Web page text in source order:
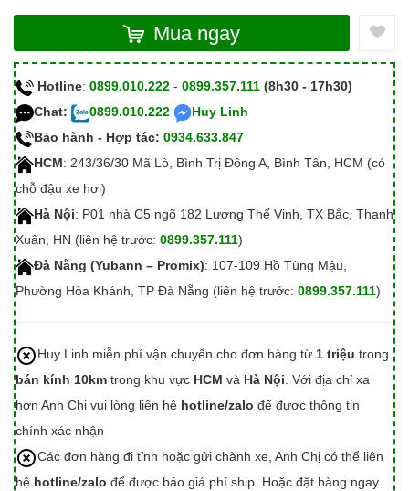
Mua ngay
Hotline: 0899.010.222 - 0899.357.111 (8h30 - 17h30)
Chat:
0899.010.222
Huy Linh
Bảo hành - Hợp tác: 0934.633.847
HCM: 243/36/30 Mã Lò, Bình Trị Đông A, Bình Tân, HCM (có
chỗ đậu xe hơi)
Hà Nội: P01 nhà C5 ngõ 182 Lương Thế Vinh, TX Bắc, Thanh
Xuân, HN (liên hệ trước: 0899.357.111)
Đà Nẵng (Yubann – Promix): 107-109 Hồ Tùng Mậu,
Phường Hòa Khánh, TP Đà Nẵng (liên hệ trước: 0899.357.111)
Huy Linh miễn phí vận chuyển cho đơn hàng từ 1 triệu trong
bán kính 10km trong khu vực HCM và Hà Nội. Với địa chỉ xa
hơn Anh Chị vui lòng liên hệ hotline/zalo để được thông tin
chính xác nhận
Các đơn hàng đi tỉnh hoặc gửi chành xe, Anh Chị có thể liên
hệ hotline/zalo để được báo giá phí ship. Hoặc đặt hàng ngay